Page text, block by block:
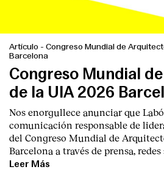
Artículo - Congreso Mundial de
Barcelona
Congreso Mundial
de la UIA 2026
Nos enorgullece anunciar que
comunicación responsable de
del Congreso Mundial de
Barcelona a través de prensa,
Leer Más